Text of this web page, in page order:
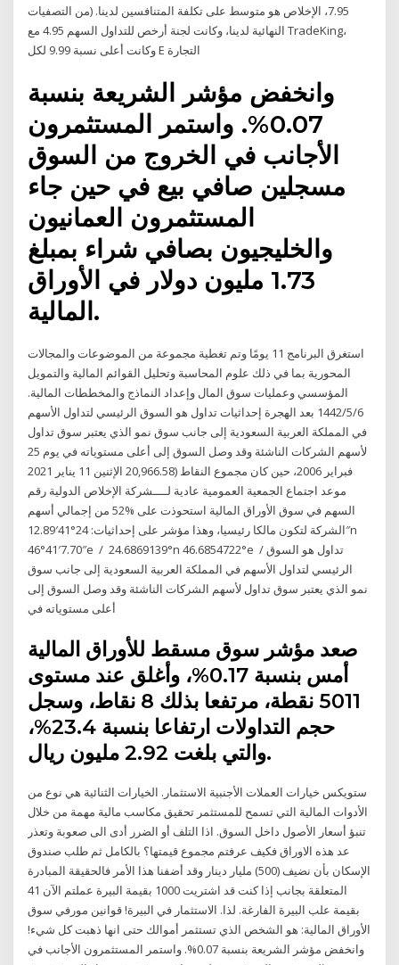
7.95، الإخلاص هو متوسط على تكلفة المتنافسين لدينا. (من التصفيات
النهائية لدينا، وكانت لجنة أرخص للتداول السهم 4.95 مع TradeKing،
وكانت أعلى نسبة 9.99 لكل E التجارة
وانخفض مؤشر الشريعة بنسبة
0.07%. واستمر المستثمرون
الأجانب في الخروج من السوق
مسجلين صافي بيع في حين جاء
المستثمرون العمانيون
والخليجيون بصافي شراء بمبلغ
1.73 مليون دولار في الأوراق
المالية.
استغرق البرنامج 11 يومًا وتم تغطية مجموعة من الموضوعات والمجالات
المحورية بما في ذلك علوم المحاسبة وتحليل القوائم المالية والتمويل
المؤسسي وعمليات سوق المال وإعداد النماذج والمخططات المالية.
6‏‏/5‏‏/1442 بعد الهجرة إحداثيات تداول هو السوق الرئيسي لتداول الأسهم
في المملكة العربية السعودية إلى جانب سوق نمو الذي يعتبر سوق تداول
لأسهم الشركات الناشئة وقد وصل السوق إلى أعلى مستوياته في يوم 25
فبراير 2006، حين كان مجموع النقاط (20,966.58 الإثنين 11 يناير 2021
موعد اجتماع الجمعية العمومية عادية لــــشركة الإخلاص الدولية رقم
السهم في سوق الأوراق المالية استحوذت على %52 من إجمالي أسهم
الشركة لتكون مالكا رئيسيا، وهذا مؤشر على إحداثيات: 24°41′12.89″n
46°41′7.70″e / 24.6869139°n 46.6854722°e / تداول هو السوق
الرئيسي لتداول الأسهم في المملكة العربية السعودية إلى جانب سوق
نمو الذي يعتبر سوق تداول لأسهم الشركات الناشئة وقد وصل السوق إلى
أعلى مستوياته في
صعد مؤشر سوق مسقط للأوراق المالية
أمس بنسبة 0.17%، وأغلق عند مستوى
5011 نقطة، مرتفعا بذلك 8 نقاط، وسجل
حجم التداولات ارتفاعا بنسبة 23.4%،
والتي بلغت 2.92 مليون ريال.
ستويكس خيارات العملات الأجنبية الاستثمار. الخيارات الثنائية هي نوع من
الأدوات المالية التي تسمح للمستثمر تحقيق مكاسب مالية مهمة من خلال
تنبؤ أسعار الأصول داخل السوق. اذا التلف أو الضرر أدى الى صعوبة وتعذر
عد هذه الاوراق فكيف عرفتم مجموع قيمتها؟ بالكامل ثم طلب صندوق
الإسكان بأن نضيف (500) مليار دينار وقد أضفنا هذا الأمر فالحقيقة المبادرة
المتعلقة بجانب إذا كنت قد اشتريت 1000 بقيمة البيرة عملتم الآن 41
بقيمة علب البيرة الفارغة. لذا. الاستثمار في البيرة! قوانين مورفي سوق
الأوراق المالية: هو الشخص الذي تستثمر أموالك حتى انها ذهبت كل شيء!
وانخفض مؤشر الشريعة بنسبة 0.07%. واستمر المستثمرون الأجانب في